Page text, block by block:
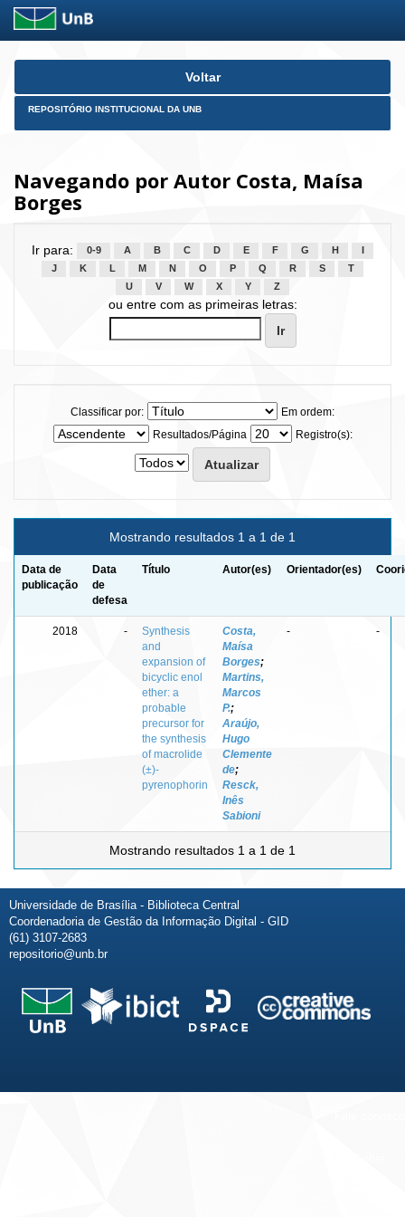
Skip
Voltar
REPOSITÓRIO INSTITUCIONAL DA UNB
Navegando por Autor Costa, Maísa
Borges
Ir para: 0-9 A B C D E F G H
J
K L M N O P Q R S
T
U
V W X Y Z
ou entre com as primeiras letras:
Classificar por:
Em ordem:
Resultados/Página
Registro(s):
Mostrando resultados 1 a 1 de 1
Data de
publicação
Data
de
defesa
Título Autor(es) Orientador(es)
2018 -
Synthesis
and
expansion of
bicyclic enol
ether: a
probable
precursor for
the synthesis
of macrolide
(±)-
pyrenophorin
Costa,
Maísa
Borges;
Martins,
Marcos
P.;
Araújo,
Hugo
Clemente
de;
Resck,
Inês
Sabioni
- -
Mostrando resultados 1 a 1 de 1
Universidade de Brasília - Biblioteca Central
Coordenadoria de Gestão da Informação Digital - GID
(61) 3107-2683
repositorio@unb.br